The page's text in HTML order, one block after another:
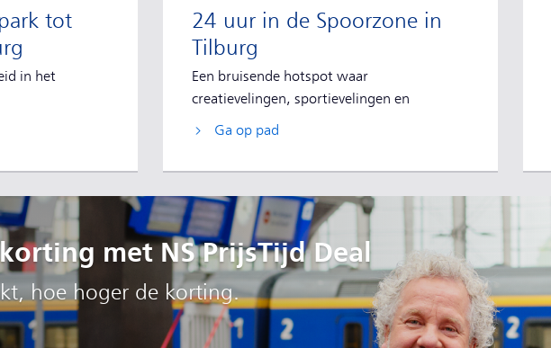
tot
in het
24 uur in de Spoorzone in
Tilburg
Een bruisende hotspot waar
creatievelingen, sportievelingen en
gezelligheidsdieren elkaar ontmoeten.
Ga op pad
met NS PrijsTijd Deal
hoe hoger de korting.